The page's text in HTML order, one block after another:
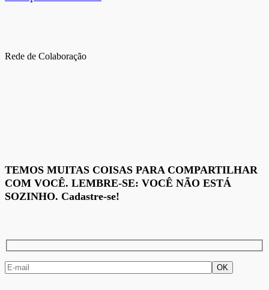
Rede de Colaboração
TEMOS MUITAS COISAS PARA COMPARTILHAR
COM VOCÊ. LEMBRE-SE: VOCÊ NÃO ESTÁ
SOZINHO. Cadastre-se!